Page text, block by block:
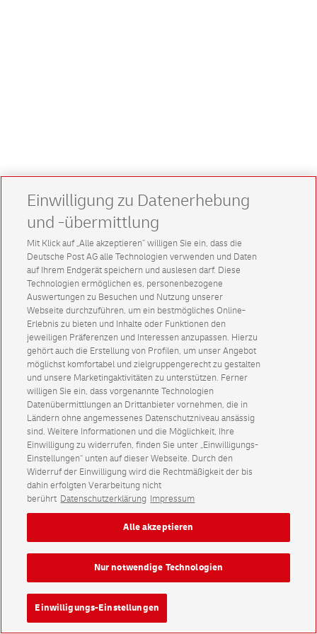
Einwilligung zu Datenerhebung
und -übermittlung
Mit Klick auf „Alle akzeptieren” willigen Sie ein, dass die
Deutsche Post AG alle Technologien verwenden und Daten
auf Ihrem Endgerät speichern und auslesen darf. Diese
Technologien ermöglichen es, personenbezogene
Auswertungen zu Besuchen und Nutzung unserer
Webseite durchzuführen, um ein bestmögliches Online-
Erlebnis zu bieten und Inhalte oder Funktionen den
jeweiligen Präferenzen und Interessen anzupassen. Hierzu
gehört auch die Erstellung von Profilen, um unser Angebot
möglichst komfortabel und zielgruppengerecht zu gestalten
und unsere Marketingaktivitäten zu unterstützen. Ferner
willigen Sie ein, dass vorgenannte Technologien
Datenübermittlungen an Drittanbieter vornehmen, die in
Ländern ohne angemessenes Datenschutzniveau ansässig
sind. Weitere Informationen und die Möglichkeit, Ihre
Einwilligung zu widerrufen, finden Sie unter „Einwilligungs-
Einstellungen“ unten auf dieser Webseite. Durch den
Widerruf der Einwilligung wird die Rechtmäßigkeit der bis
dahin erfolgten Verarbeitung nicht
berührt Datenschutzerklärung Impressum
Einwilligungs-Einstellungen
Nur notwendige Technologien
Alle akzeptieren